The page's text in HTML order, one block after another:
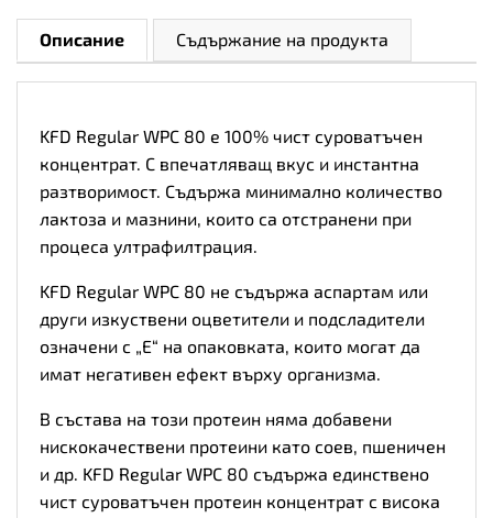
Описание Съдържание на продукта
KFD Regular WPC 80 е 100% чист суроватъчен
концентрат. С впечатляващ вкус и инстантна
разтворимост. Съдържа минимално количество
лактоза и мазнини, които са отстранени при
процеса ултрафилтрация.
KFD Regular WPC 80 не съдържа аспартам или
други изкуствени оцветители и подсладители
означени с „Е“ на опаковката, които могат да
имат негативен ефект върху организма.
В състава на този протеин няма добавени
нискокачествени протеини като соев, пшеничен
и др. KFD Regular WPC 80 съдържа единствено
чист суроватъчен протеин концентрат с висока